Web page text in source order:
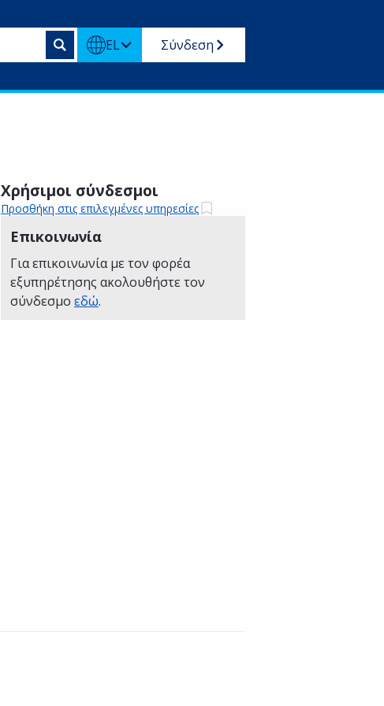
EL Σύνδεση
Χρήσιμοι σύνδεσμοι
Προσθήκη στις επιλεγμένες υπηρεσίες
Επικοινωνία
Για επικοινωνία με τον φορέα
εξυπηρέτησης ακολουθήστε τον
σύνδεσμο εδώ.